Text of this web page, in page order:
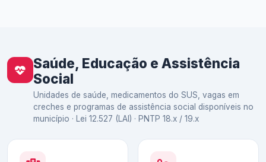
Saúde, Educação e Assistência
Social
Unidades de saúde, medicamentos do SUS, vagas em
creches e programas de assistência social disponíveis no
município · Lei 12.527 (LAI) · PNTP 18.x / 19.x